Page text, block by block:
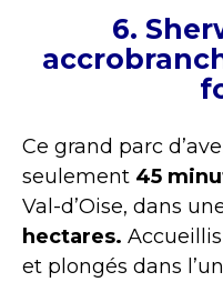
6.
Ce grand parc
seulement 45
Val-d’Oise, dans
hectares.
et plongés dans